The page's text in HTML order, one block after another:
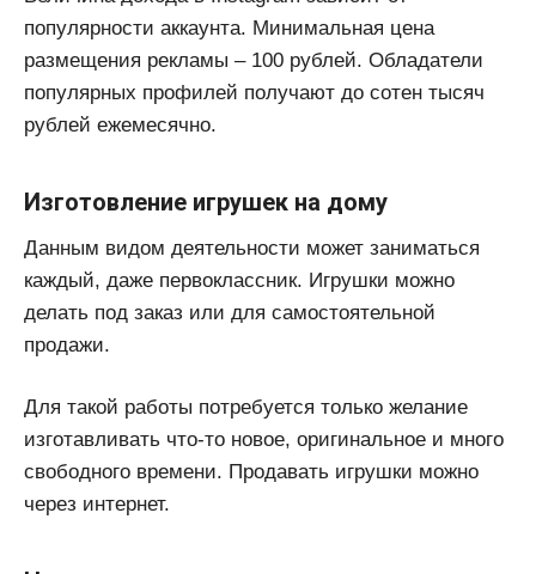
популярности аккаунта. Минимальная цена
размещения рекламы – 100 рублей. Обладатели
популярных профилей получают до сотен тысяч
рублей ежемесячно.
Изготовление игрушек на дому
Данным видом деятельности может заниматься
каждый, даже первоклассник. Игрушки можно
делать под заказ или для самостоятельной
продажи.
Для такой работы потребуется только желание
изготавливать что-то новое, оригинальное и много
свободного времени. Продавать игрушки можно
через интернет.